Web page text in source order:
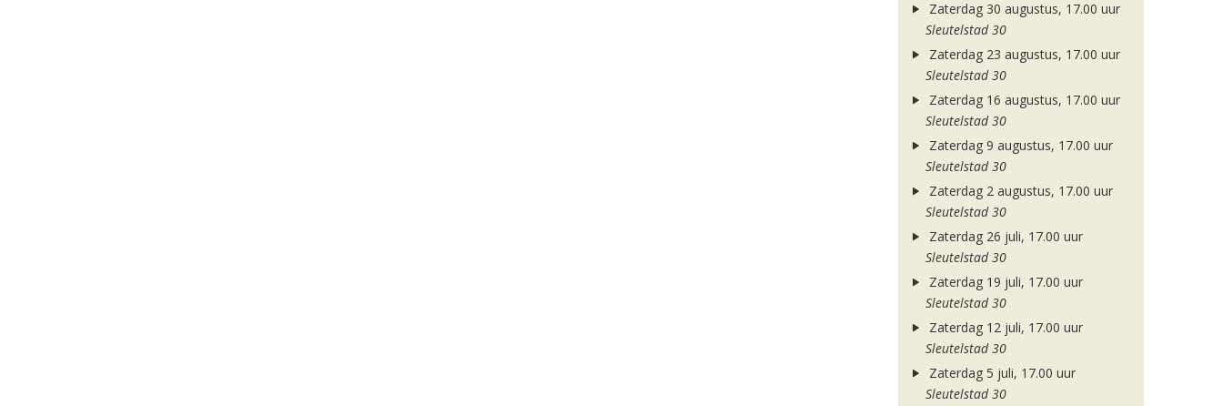
Zaterdag 30 augustus, 17.00 uur
Sleutelstad 30
Zaterdag 23 augustus, 17.00 uur
Sleutelstad 30
Zaterdag 16 augustus, 17.00 uur
Sleutelstad 30
Zaterdag 9 augustus, 17.00 uur
Sleutelstad 30
Zaterdag 2 augustus, 17.00 uur
Sleutelstad 30
Zaterdag 26 juli, 17.00 uur
Sleutelstad 30
Zaterdag 19 juli, 17.00 uur
Sleutelstad 30
Zaterdag 12 juli, 17.00 uur
Sleutelstad 30
Zaterdag 5 juli, 17.00 uur
Sleutelstad 30